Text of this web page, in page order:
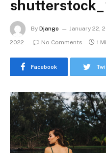
By Django January 22,
2022
No Comments 1
Facebook